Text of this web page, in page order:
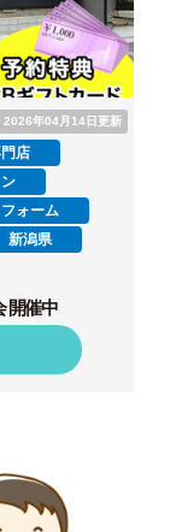
2026年04月14日更新
店
ォーム
新潟県
開催中